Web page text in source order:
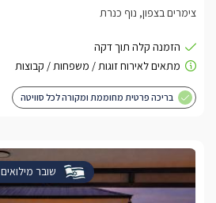
צימרים בצפון, נוף כנרת
בריכה פרטית מחוממת ומקורה לכל סוויטה
שובר מילואים